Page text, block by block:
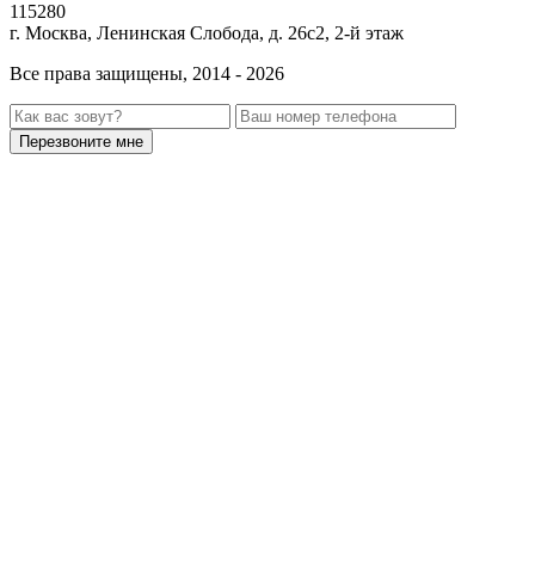
115280
г. Москва, Ленинская Слобода, д. 26с2, 2-й этаж
Все права защищены, 2014 - 2026